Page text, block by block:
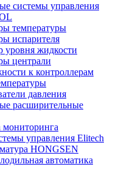
системы управления
температуры
испарителя
уровня жидкости
централи
к контроллерам
давления
расширительные
мониторинга
управления Elitech
HONGSEN
автоматика